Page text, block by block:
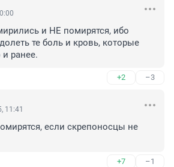
и НЕ помирятся, ибо
те боль и кровь, которые
и ранее.
+2 –3
11:41
если скрепоносцы не
+7 –1